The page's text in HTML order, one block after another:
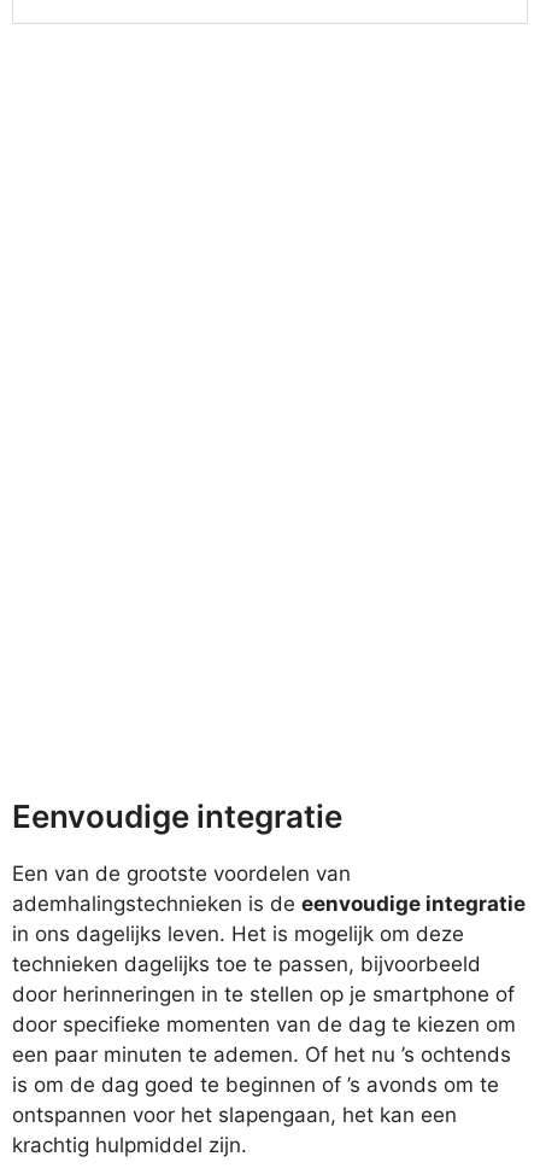
Eenvoudige integratie
Een van de grootste voordelen van
ademhalingstechnieken is de eenvoudige integratie
in ons dagelijks leven. Het is mogelijk om deze
technieken dagelijks toe te passen, bijvoorbeeld
door herinneringen in te stellen op je smartphone of
door specifieke momenten van de dag te kiezen om
een paar minuten te ademen. Of het nu ’s ochtends
is om de dag goed te beginnen of ’s avonds om te
ontspannen voor het slapengaan, het kan een
krachtig hulpmiddel zijn.